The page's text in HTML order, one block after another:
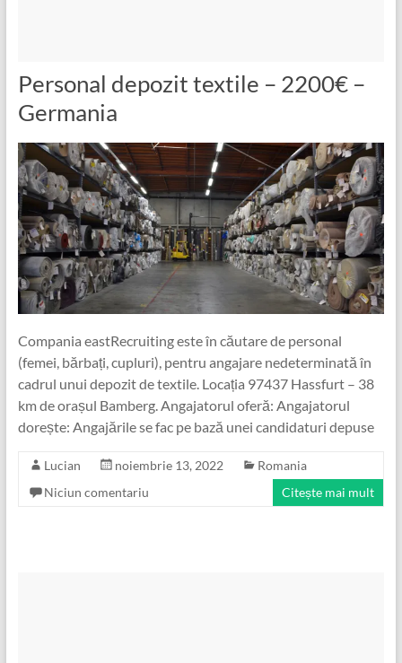
Personal depozit textile – 2200€ –
Germania
Compania eastRecruiting este în căutare de personal
(femei, bărbați, cupluri), pentru angajare nedeterminată în
cadrul unui depozit de textile. Locația 97437 Hassfurt – 38
km de orașul Bamberg. Angajatorul oferă: Angajatorul
dorește: Angajările se fac pe bază unei candidaturi depuse
Lucian noiembrie 13, 2022
Romania
Niciun comentariu
Citește mai mult